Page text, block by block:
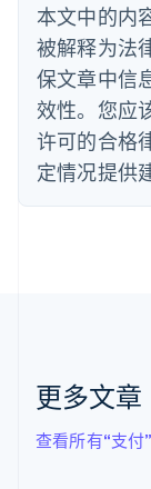
本文中的内
被解释为法
保文章中信
效性。您应
许可的合格
定情况提供
更多文章
查看所有“支付
丹麦
English
德国
Deutsch
法国
Français
芬兰
English
English
English